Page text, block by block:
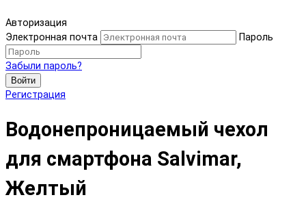
Авторизация
Электронная почта
Пароль
Забыли пароль?
Войти
Регистрация
Водонепроницаемый чехол
для смартфона Salvimar,
Желтый